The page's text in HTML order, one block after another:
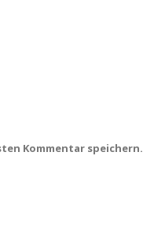
Kommentar speichern.